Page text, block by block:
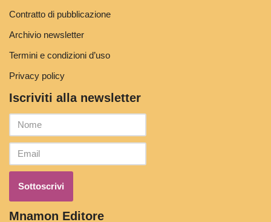
Contratto di pubblicazione
Archivio newsletter
Termini e condizioni d’uso
Privacy policy
Iscriviti alla newsletter
Mnamon Editore